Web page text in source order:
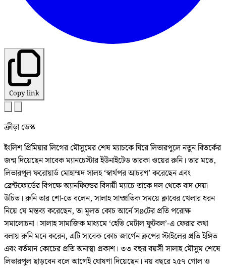
Copy link
ক্রীড়া ডেস্ক
ইংলিশ প্রিমিয়ার লিগের মৌসুমের শেষ ম্যাচকে ঘিরে লিভারপুলে নতুন বিতর্কের
জন্ম দিয়েছেন সাবেক ম্যানচেস্টার ইউনাইটেড তারকা ওয়ের রুনি। তার মতে,
লিভারপুল ফরোয়ার্ড মোহাম্মদ সালহ ‘স্বার্থপর আচরণ’ করেছেন এবং
ব্রেন্টফোর্ডের বিপক্ষে অ্যানফিল্ডের বিদায়ী ম্যাচে তাকে দল থেকে বাদ দেয়া
উচিত। রুনি তার শো-তে বলেন, সালাহ সাম্প্রতিক সময়ে ক্লাবের খেলার ধরন
নিয়ে যে মন্তব্য করেছেন, তা মূলত কোচ আর্নে সøটের প্রতি পরোক্ষ
সমালোচনা। সালাহ সামাজিক মাধ্যমে ‘হেভি মেটাল ফুটবল’-এ ফেরার কথা
বলায় রুনি মনে করেন, এটি সাবেক কোচ জার্গেন ক্লপের স্টাইলের প্রতি ইঙ্গিত
এবং বর্তমান কোচের প্রতি অনাস্থা প্রকাশ। ৩৩ বছর বয়সী সালাহ মৌসুম শেষে
লিভারপুল ছাড়বেন বলে আগেই ঘোষণা দিয়েছেন। নয় বছরে ২৫৭ গোল ও